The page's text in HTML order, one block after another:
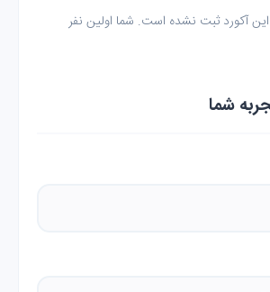
آکورد ثبت نشده است. شما اولین نفر
شما